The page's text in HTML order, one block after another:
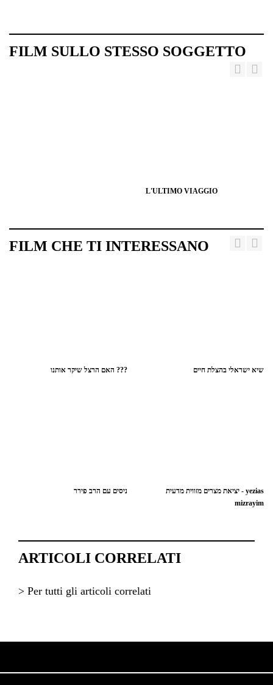
FILM SULLO STESSO SOGGETTO
L'ULTIMO VIAGGIO
FILM CHE TI INTERESSANO
שיא ישראלי בהצלת חיים האם הרצל שיקר אותנו ???
יציאת מצרים מזווית מדעית - yezias
mizrayim
ניסים עם הרב פירר
ARTICOLI CORRELATI
> Per tutti gli articoli correlati